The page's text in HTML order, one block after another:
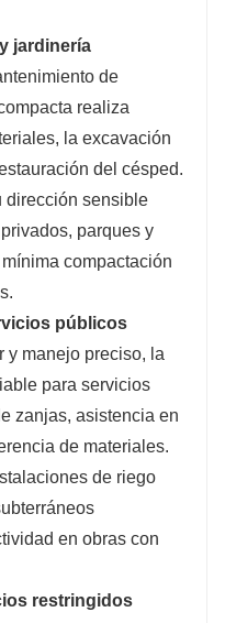
jardinería
de
realiza
la excavación
del césped.
dirección sensible
parques y
compactación
públicos
y manejo preciso, la
para servicios
zanjas, asistencia en
de materiales.
de riego
en obras con
restringidos